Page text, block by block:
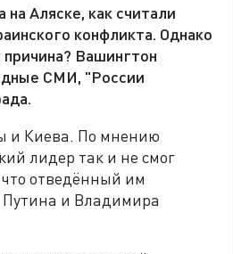
Аляске, как считали
конфликта. Однако
Вашингтон
СМИ, "России
и Киева. По мнению
лидер так и не смог
отведённый им
и Владимира